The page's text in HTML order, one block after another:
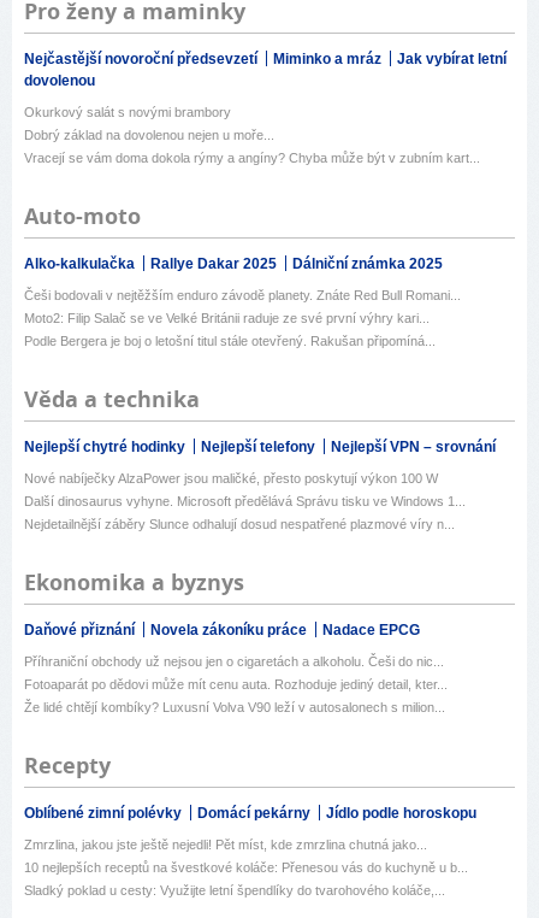
Pro ženy a maminky
Nejčastější novoroční předsevzetí Miminko a mráz
Jak vybírat letní
dovolenou
Okurkový salát s novými brambory
Dobrý základ na dovolenou nejen u moře...
Vracejí se vám doma dokola rýmy a angíny? Chyba může být v zubním kart...
Auto-moto
Alko-kalkulačka Rallye Dakar 2025 Dálniční známka 2025
Češi bodovali v nejtěžším enduro závodě planety. Znáte Red Bull Romani...
Moto2: Filip Salač se ve Velké Británii raduje ze své první výhry kari...
Podle Bergera je boj o letošní titul stále otevřený. Rakušan připomíná...
Věda a technika
Nejlepší chytré hodinky Nejlepší telefony Nejlepší VPN – srovnání
Nové nabíječky AlzaPower jsou maličké, přesto poskytují výkon 100 W
Další dinosaurus vyhyne. Microsoft předělává Správu tisku ve Windows 1...
Nejdetailnější záběry Slunce odhalují dosud nespatřené plazmové víry n...
Ekonomika a byznys
Daňové přiznání Novela zákoníku práce Nadace EPCG
Příhraniční obchody už nejsou jen o cigaretách a alkoholu. Češi do nic...
Fotoaparát po dědovi může mít cenu auta. Rozhoduje jediný detail, kter...
Že lidé chtějí kombíky? Luxusní Volva V90 leží v autosalonech s milion...
Recepty
Oblíbené zimní polévky Domácí pekárny Jídlo podle horoskopu
Zmrzlina, jakou jste ještě nejedli! Pět míst, kde zmrzlina chutná jako...
10 nejlepších receptů na švestkové koláče: Přenesou vás do kuchyně u b...
Sladký poklad u cesty: Využijte letní špendlíky do tvarohového koláče,...